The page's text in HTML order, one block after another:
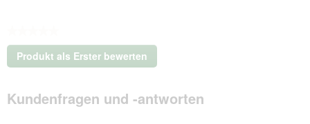
Kein
Beurteilungswert
Produkt als Erster bewerten
.
dieser
Aktion
Kundenfragen und -antworten